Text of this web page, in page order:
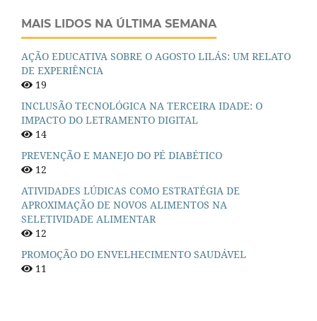
MAIS LIDOS NA ÚLTIMA SEMANA
AÇÃO EDUCATIVA SOBRE O AGOSTO LILÁS: UM RELATO
DE EXPERIÊNCIA
19
INCLUSÃO TECNOLÓGICA NA TERCEIRA IDADE: O
IMPACTO DO LETRAMENTO DIGITAL
14
PREVENÇÃO E MANEJO DO PÉ DIABÉTICO
12
ATIVIDADES LÚDICAS COMO ESTRATÉGIA DE
APROXIMAÇÃO DE NOVOS ALIMENTOS NA
SELETIVIDADE ALIMENTAR
12
PROMOÇÃO DO ENVELHECIMENTO SAUDÁVEL
11